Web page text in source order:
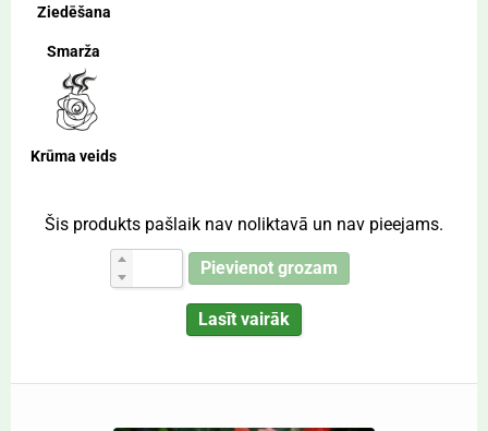
Ziedēšana
Smarža
Krūma veids
Šis produkts pašlaik nav noliktavā un nav pieejams.
Pievienot grozam
Lasīt vairāk